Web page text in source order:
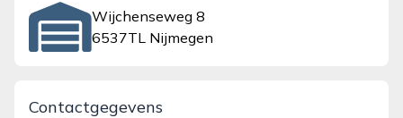
Wijchenseweg 8
6537TL Nijmegen
Contactgegevens